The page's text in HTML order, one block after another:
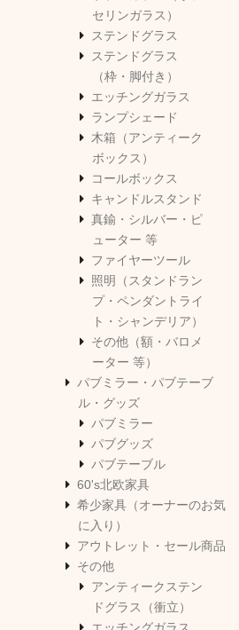
セリンガラス）
ステンドグラス
ステンドグラス
（枠・脚付き）
エッチングガラス
ランプシェード
木箱（アンティーク
ボックス）
コールボックス
キャンドルスタンド
真鍮・シルバー・ピ
ューター 等
ファイヤーツール
照明（スタンドラン
プ・ペンダントライ
ト・シャンデリア）
その他（額・バロメ
ーター 等）
パブミラー・パブテーブ
ル・グッズ
パブミラー
パブグッズ
パブテーブル
60's北欧家具
希少家具（オーナーのお気
に入り）
アウトレット・セール商品
その他
アンティークステン
ドグラス（衝立）